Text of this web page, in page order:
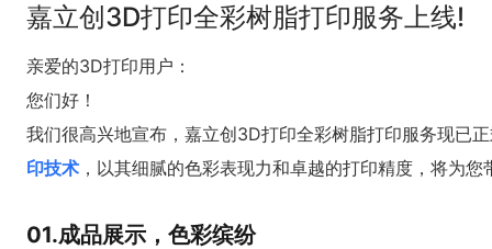
嘉立创3D打印全彩树脂打印服务上线!
亲爱的3D打印用户：
您们好！
我们很高兴地宣布，嘉立创3D打印全彩树脂打印服务现已
印技术 ，以其细腻的色彩表现力和卓越的打印精度，将为
01.成品展示，色彩缤纷